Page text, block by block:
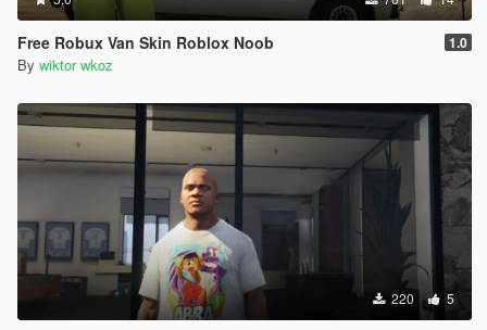
Free Robux Van Skin Roblox Noob 1.0
By wiktor wkoz
220 5